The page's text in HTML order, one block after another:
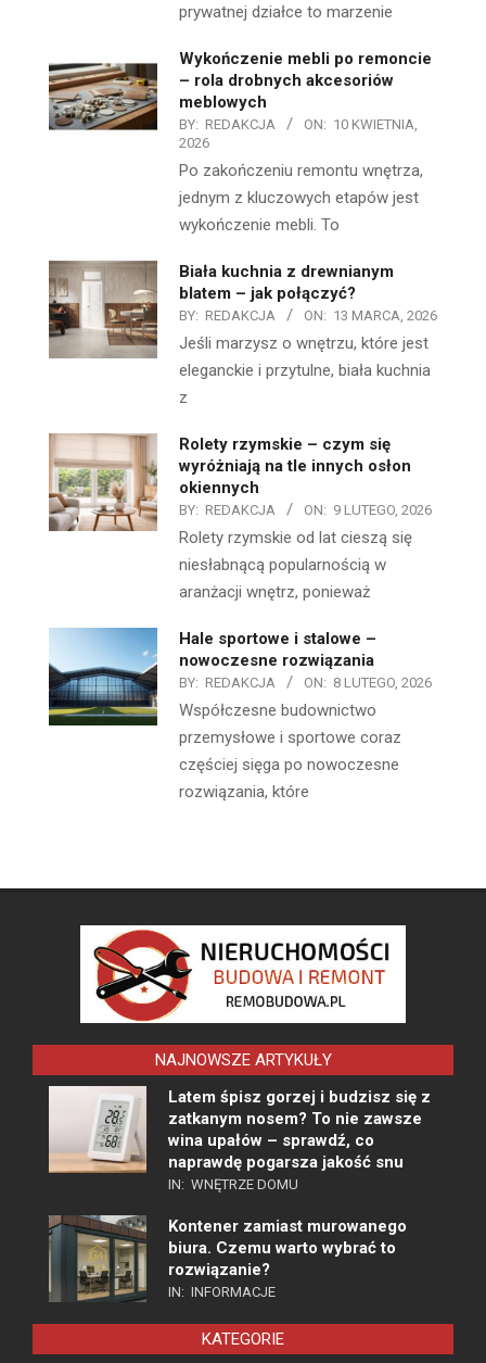
prywatnej działce to marzenie
Wykończenie mebli po remoncie
– rola drobnych akcesoriów
meblowych
BY: REDAKCJA ON: 10 KWIETNIA,
2026
Po zakończeniu remontu wnętrza,
jednym z kluczowych etapów jest
wykończenie mebli. To
Biała kuchnia z drewnianym
blatem – jak połączyć?
BY: REDAKCJA ON: 13 MARCA, 2026
Jeśli marzysz o wnętrzu, które jest
eleganckie i przytulne, biała kuchnia
z
Rolety rzymskie – czym się
wyróżniają na tle innych osłon
okiennych
BY: REDAKCJA ON: 9 LUTEGO, 2026
Rolety rzymskie od lat cieszą się
niesłabnącą popularnością w
aranżacji wnętrz, ponieważ
Hale sportowe i stalowe –
nowoczesne rozwiązania
BY: REDAKCJA ON: 8 LUTEGO, 2026
Współczesne budownictwo
przemysłowe i sportowe coraz
częściej sięga po nowoczesne
rozwiązania, które
NAJNOWSZE ARTYKUŁY
Latem śpisz gorzej i budzisz się z
zatkanym nosem? To nie zawsze
wina upałów – sprawdź, co
naprawdę pogarsza jakość snu
IN: WNĘTRZE DOMU
Kontener zamiast murowanego
biura. Czemu warto wybrać to
rozwiązanie?
IN: INFORMACJE
KATEGORIE